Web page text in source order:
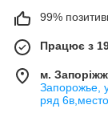
99%
Працює з
м.
Запорожье,
ряд